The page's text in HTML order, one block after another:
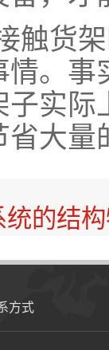
货架
。
实
大量
的结
方式